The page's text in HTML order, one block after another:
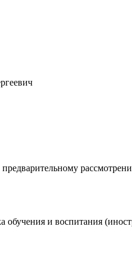
обучения и воспитания